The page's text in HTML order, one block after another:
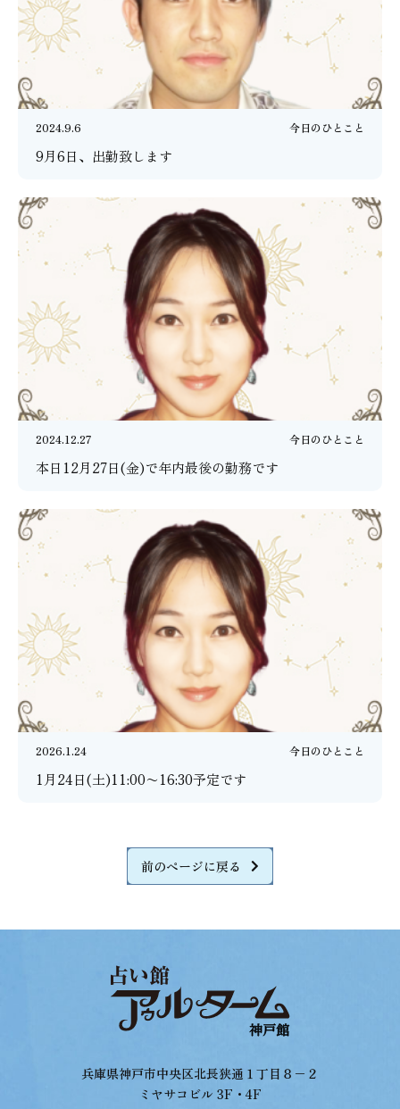
2024.9.6 今日のひとこと
9月6日、出勤致します
2024.12.27 今日のひとこと
本日12月27日(金)で年内最後の勤務です
2026.1.24 今日のひとこと
1月24日(土)11:00〜16:30予定です
前のページに戻る
兵庫県神戸市中央区北長狭通１丁目８−２
ミヤサコビル 3F・4F